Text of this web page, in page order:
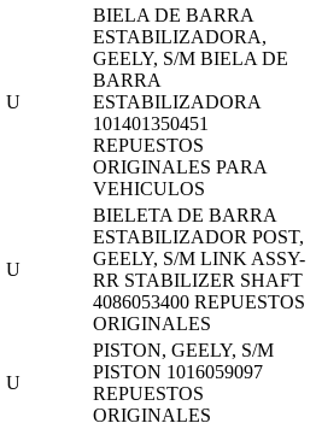
U
BIELA DE BARRA
ESTABILIZADORA,
GEELY, S/M BIELA DE
BARRA
ESTABILIZADORA
101401350451
REPUESTOS
ORIGINALES PARA
VEHICULOS
U
BIELETA DE BARRA
ESTABILIZADOR POST,
GEELY, S/M LINK ASSY-
RR STABILIZER SHAFT
4086053400 REPUESTOS
ORIGINALES
U
PISTON, GEELY, S/M
PISTON 1016059097
REPUESTOS
ORIGINALES